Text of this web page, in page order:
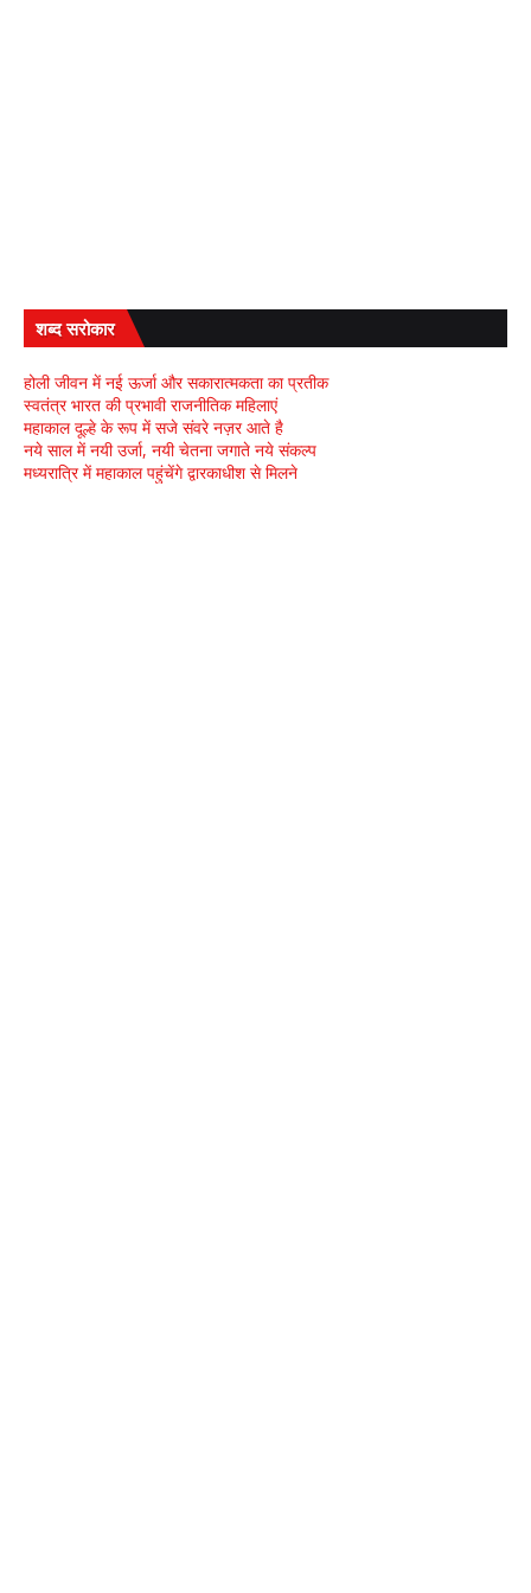
शब्द सरोकार
होली जीवन में नई ऊर्जा और सकारात्मकता का प्रतीक
स्वतंत्र भारत की प्रभावी राजनीतिक महिलाएं
महाकाल दूल्हे के रूप में सजे संवरे नज़र आते है
नये साल में नयी उर्जा, नयी चेतना जगाते नये संकल्प
मध्यरात्रि में महाकाल पहुंचेंगे द्वारकाधीश से मिलने